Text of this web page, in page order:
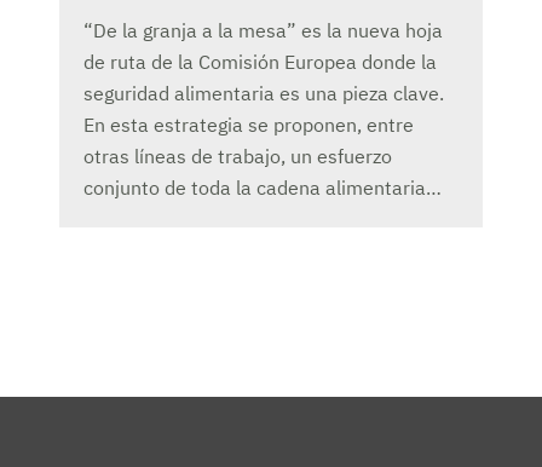
“De la granja a la mesa” es la nueva hoja
de ruta de la Comisión Europea donde la
seguridad alimentaria es una pieza clave.
En esta estrategia se proponen, entre
otras líneas de trabajo, un esfuerzo
conjunto de toda la cadena alimentaria…